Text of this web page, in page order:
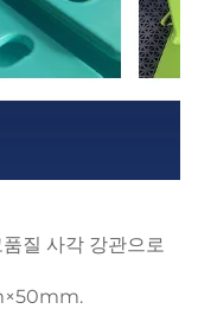
질 사각 강관으로